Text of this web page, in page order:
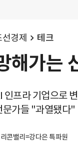
선경제 테크
해가는
인프라 기업으로
문가들 "과열됐다"
콘밸리=강다은 특파원